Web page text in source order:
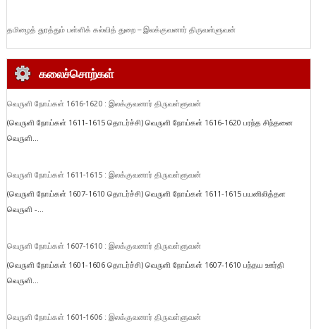
தமிழைத் துரத்தும் பள்ளிக் கல்வித் துறை – இலக்குவனார் திருவள்ளுவன்
கலைச்சொற்கள்
வெருளி நோய்கள் 1616-1620 : இலக்குவனார் திருவள்ளுவன்
(வெருளி நோய்கள் 1611-1615 தொடர்ச்சி) வெருளி நோய்கள் 1616-1620 பரந்த சிந்தனை
வெருளி...
வெருளி நோய்கள் 1611-1615 : இலக்குவனார் திருவள்ளுவன்
(வெருளி நோய்கள் 1607-1610 தொடர்ச்சி) வெருளி நோய்கள் 1611-1615 பயனிலித்தள
வெருளி -...
வெருளி நோய்கள் 1607-1610 : இலக்குவனார் திருவள்ளுவன்
(வெருளி நோய்கள் 1601-1606 தொடர்ச்சி) வெருளி நோய்கள் 1607-1610 பந்தய ஊர்தி
வெருளி...
வெருளி நோய்கள் 1601-1606 : இலக்குவனார் திருவள்ளுவன்